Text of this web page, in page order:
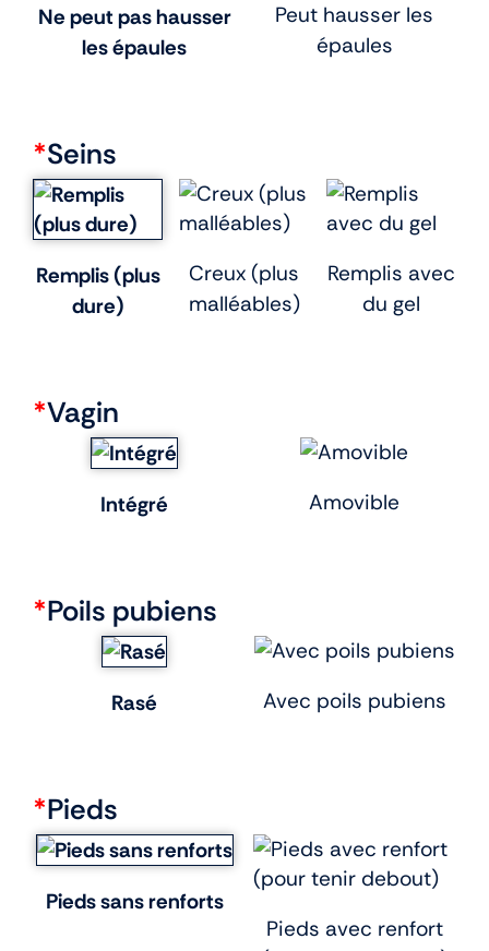
Ne peut pas hausser
les épaules
Peut hausser les
épaules
*Seins
Remplis (plus
dure)
Creux (plus
malléables)
Remplis avec
du gel
*Vagin
Intégré Amovible
*Poils pubiens
Rasé Avec poils pubiens
*Pieds
Pieds sans renforts
Pieds avec renfort